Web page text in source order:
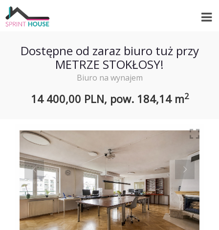
Dostępne od zaraz biuro tuż przy
METRZE STOKŁOSY!
Biuro na wynajem
14 400,00 PLN, pow.184,14 m2